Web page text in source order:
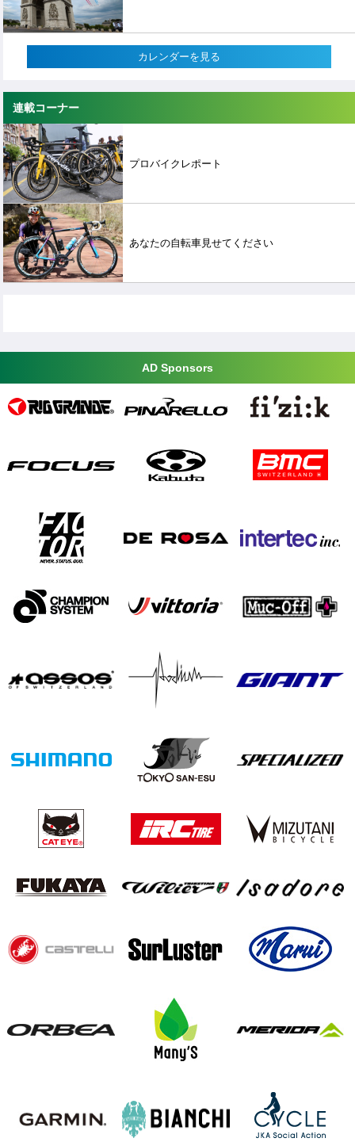
カレンダーを見る
連載コーナー
プロバイクレポート
あなたの自転車見せてください
AD Sponsors